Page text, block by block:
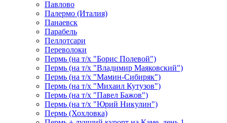
Павлово
Палермо (Италия)
Панаевск
Парабель
Пеллотсари
Переволоки
Пермь (на т/х "Борис Полевой")
Пермь (на т/х "Владимир Маяковский")
Пермь (на т/х "Мамин-Сибиряк")
Пермь (на т/х "Михаил Кутузов")
Пермь (на т/х "Павел Бажов")
Пермь (на т/х "Юрий Никулин")
Пермь (Хохловка)